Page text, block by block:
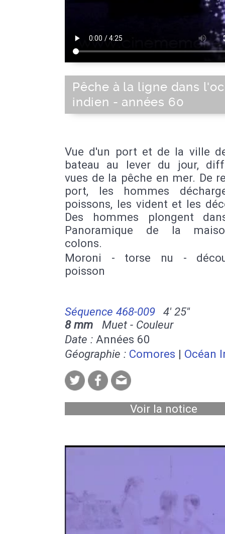
Pêche à la ligne dans
indien - années 60
Vue d'un port et de la ville
bateau au lever du jour,
vues de la pêche en mer. De
port, les hommes
poissons, les vident et les
Des hommes plongent
Panoramique de la
colons.
Moroni - torse nu -
poisson
Séquence 468-009
4' 25''
8 mm Muet - Couleur
Date : Années 60
Géographie : Comores | Océan
Voir la notice